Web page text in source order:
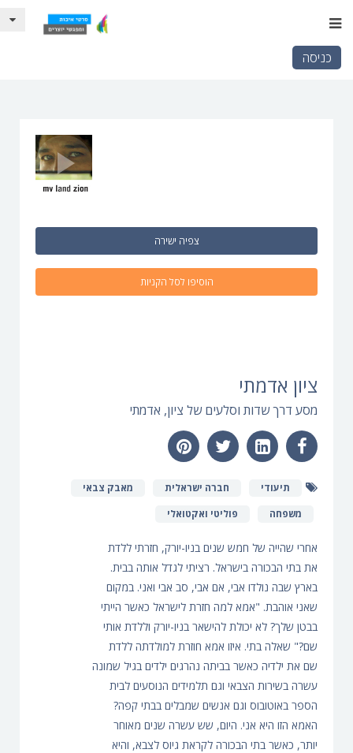
כניסה
צפיה ישירה
הוסיפו לסל הקניות
ציון אדמתי
מסע דרך שדות וסלעים של ציון, אדמתי
תיעודי חברה ישראלית
מאבק צבאי
משפחה
פוליטי ואקטואלי
אחרי שהייה של חמש שנים בניו-יורק, חזרתי ללדת
את בתי הבכורה בישראל. רציתי לגדל אותה בבית.
בארץ שבה נולדו אבי, אם אבי, סב אבי ואני. במקום
שאני אוהבת. "אמא למה חזרת לישראל כאשר הייתי
בבטן שלך? לא יכולת להישאר בניו-יורק וללדת אותי
שם?" שאלה בתי. איזו אמא חוזרת למולדתה ללדת
שם את ילדיה כאשר בביתה נהרגים ילדים בגיל שמונה
עשרה בשירות הצבאי וגם תלמידים הנוסעים לבית
הספר באוטובוס וגם אנשים שמבלים בבתי קפה?
האמא הזו היא אני. היום, שש עשרה שנים מאוחר
יותר, כאשר בתי הבכורה לקראת גיוס לצבא, והיא